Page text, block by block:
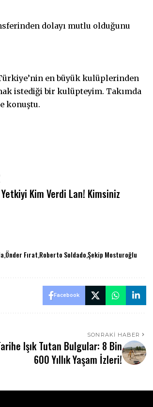
dolayı mutlu olduğunu
en büyük kulüplerinden
istediği bir kulüpteyim. Takımda
konuştu.
Kim Verdi Lan! Kimsiniz
Önder Fırat Roberto Soldado Şekip Mosturoğlu
Facebook
SONRAKI HABER
Işık Tutan Bulgular: 8 Bin
600 Yıllık Yaşam İzleri!